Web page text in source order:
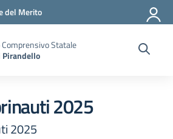
del Merito
Statale
Pirandello
2025
2025